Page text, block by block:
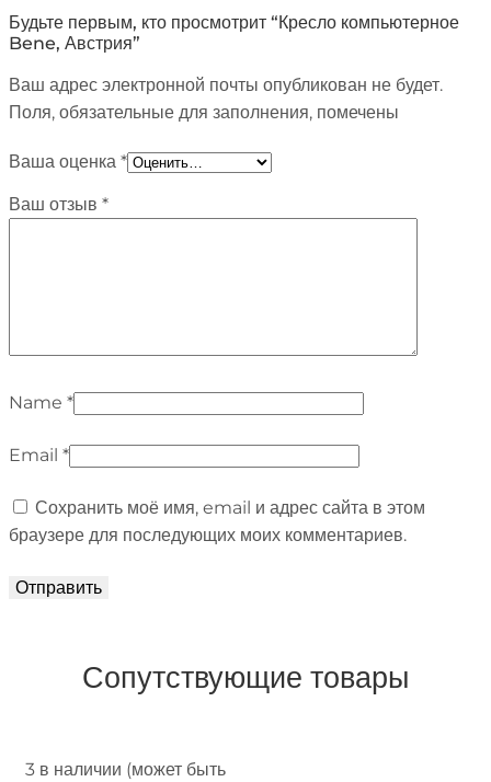
Будьте первым, кто просмотрит “Кресло компьютерное
Bene, Австрия”
Ваш адрес электронной почты опубликован не будет.
Поля, обязательные для заполнения, помечены
Ваша оценка *
Ваш отзыв *
Name *
Email *
Сохранить моё имя, email и адрес сайта в этом
браузере для последующих моих комментариев.
Сопутствующие товары
3 в наличии (может быть